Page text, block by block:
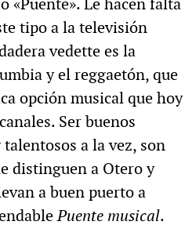
tipo a la televisión
vedette es la
y el reggaetón, que
opción musical que hoy
Ser buenos
a la vez, son
distinguen a Otero y
a buen puerto a
Puente musical.